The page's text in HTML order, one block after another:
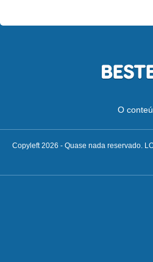
O
Copyleft 2026 - Quase nada reservado.